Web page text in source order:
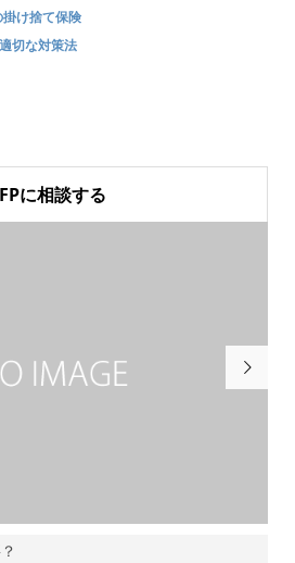
掛け捨て保険
切な対策法
FPに相談する
年金保険は要らない？
